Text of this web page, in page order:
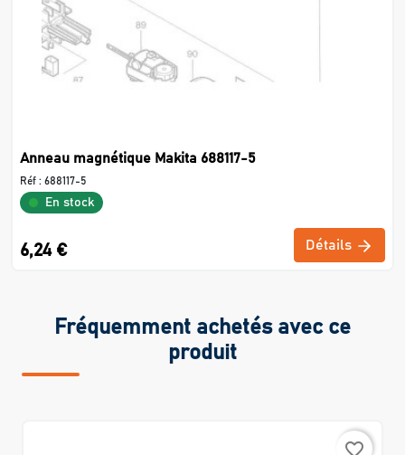
Anneau magnétique Makita 688117-5
Réf : 688117-5
En stock
6,24 € Détails
Fréquemment achetés avec ce
produit
favorite_border